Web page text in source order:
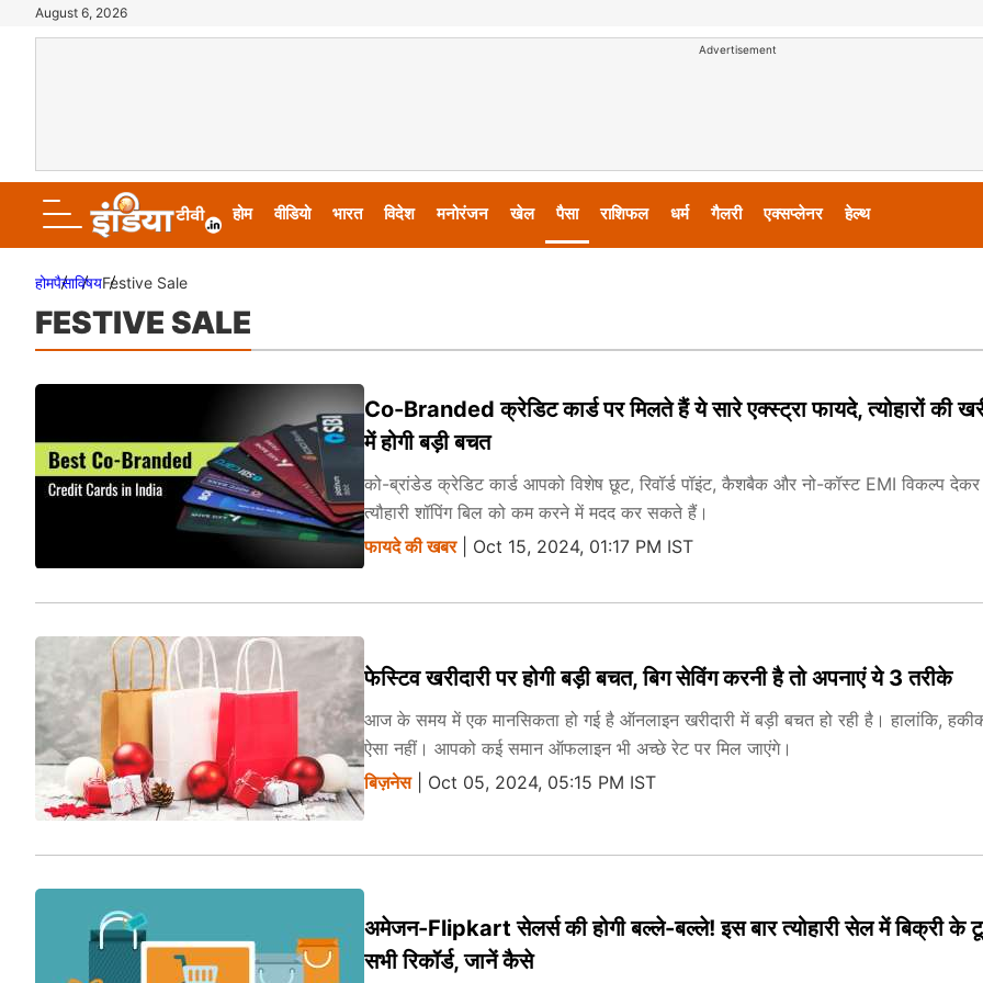
August 6, 2026
Advertisement
होम वीडियो भारत विदेश मनोरंजन खेल पैसा राशिफल धर्म गैलरी एक्सप्लेनर हेल्थ
होमपैसाविषयFestive Sale
FESTIVE SALE
Co-Branded क्रेडिट कार्ड पर मिलते हैं ये सारे एक्स्ट्रा फायदे, त्योहारों की
में होगी बड़ी बचत
को-ब्रांडेड क्रेडिट कार्ड आपको विशेष छूट, रिवॉर्ड पॉइंट, कैशबैक और नो-कॉस्ट EMI विकल्प
त्यौहारी शॉपिंग बिल को कम करने में मदद कर सकते हैं।
फायदे की खबर| Oct 15, 2024, 01:17 PM IST
फेस्टिव खरीदारी पर होगी बड़ी बचत, बिग सेविंग करनी है तो अपनाएं ये 3 तरीके
आज के समय में एक मानसिकता हो गई है ऑनलाइन खरीदारी में बड़ी बचत हो रही है। हालांकि,
ऐसा नहीं। आपको कई समान ऑफलाइन भी अच्छे रेट पर मिल जाएंगे।
बिज़नेस| Oct 05, 2024, 05:15 PM IST
अमेजन-Flipkart सेलर्स की होगी बल्ले-बल्ले! इस बार त्योहारी सेल में बिक्री के
सभी रिकॉर्ड, जानें कैसे